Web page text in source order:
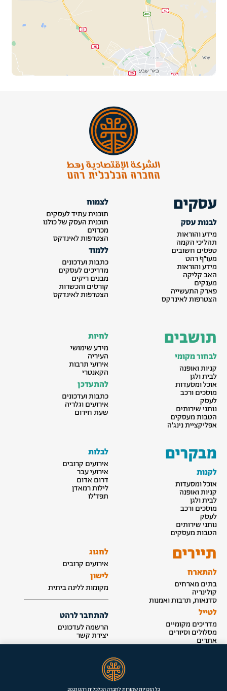
עסקים
לבנות עסק
מידע והוראות
תהליכי הקמה
טפסים חשובים
מעו״ף רהט
מידע והוראות
האב קליקה
מענקים
פארק התעשייה
הצטרפות לאינדקס
לצמוח
תוכנית עתיד לעסקים
תוכנית העסק של כולנו
מכרזים
הצטרפות לאינדקס
ללמוד
כתבות ועדכונים
מדריכים לעסקים
מבנים ריקים
קורסים והכשרות
הצטרפות לאינדקס
תושבים
לבחור מקומי
קניות ואופנה
לבית ולגן
אוכל ומסעדות
מוסכים ורכב
לעסק
נותני שירותים
הטבות מעסקים
אפליקציית נינג׳ה
לחיות
מידע שימושי
העיריה
אירועי תרבות
הקאנטרי
להתעדכן
כתבות ועדכונים
אירועים וגלריה
שעת חירום
מבקרים
לקנות
אוכל ומסעדות
קניות ואופנה
לבית ולגן
מוסכים ורכב
לעסק
נותני שירותים
הטבות מעסקים
לבלות
אירועים קרובים
אירועי עבר
דרום אדום
לילות רמאדן
תפד׳לו
תיירים
להתארח
בתים מארחים
קולינריה
סדנאות, תרבות ואמנות
לטייל
מדריכים מקומיים
מסלולים וסיורים
אתרים
לחגוג
אירועים קרובים
לישון
מקומות ללינה ביתית
להתחבר לרהט
הרשמה לעדכונים
יצירת קשר